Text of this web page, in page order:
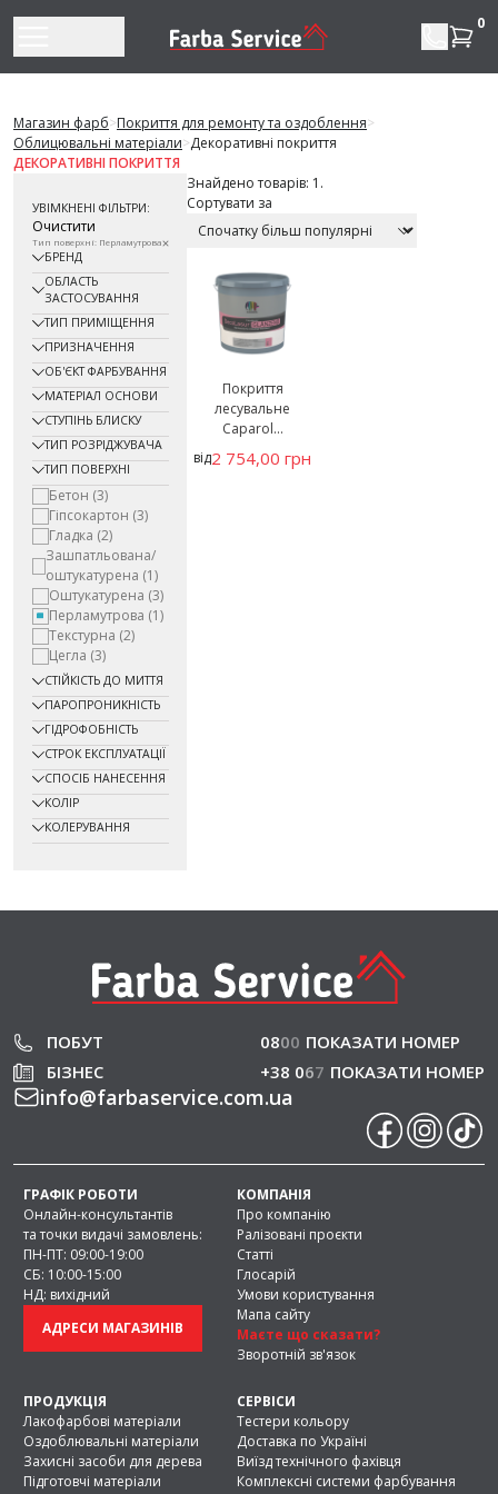
0
Магазин фарб>Покриття для ремонту та оздоблення>
Облицювальні матеріали>Декоративні покриття
ДЕКОРАТИВНІ ПОКРИТТЯ
УВІМКНЕНІ ФІЛЬТРИ:
Очистити
Тип поверхні: Перламутрова
БРЕНД
ОБЛАСТЬ
ЗАСТОСУВАННЯ
ТИП ПРИМІЩЕННЯ
ПРИЗНАЧЕННЯ
ОБ'ЄКТ ФАРБУВАННЯ
МАТЕРІАЛ ОСНОВИ
СТУПІНЬ БЛИСКУ
ТИП РОЗРІДЖУВАЧА
ТИП ПОВЕРХНІ
Бетон (3)
Гіпсокартон (3)
Гладка (2)
Зашпатльована/
оштукатурена (1)
Оштукатурена (3)
Перламутрова (1)
Текстурна (2)
Цегла (3)
СТІЙКІСТЬ ДО МИТТЯ
ПАРОПРОНИКНІСТЬ
ГІДРОФОБНІСТЬ
СТРОК ЕКСПЛУАТАЦІЇ
СПОСІБ НАНЕСЕННЯ
КОЛІР
КОЛЕРУВАННЯ
Знайдено товарів: 1.
Сортувати за
Покриття
лесувальне
Caparol...
від2 754,00 грн
ПОБУТ 0800 ПОКАЗАТИ НОМЕР
БІЗНЕС
+38 067 ПОКАЗАТИ НОМЕР
info@farbaservice.com.ua
КОМПАНІЯ
Про компанію
Ралізовані проєкти
Статті
Глосарій
Умови користування
Мапа сайту
Маєте що сказати?
Зворотній зв'язок
ПРОДУКЦІЯ
Лакофарбові матеріали
Оздоблювальні матеріали
Захисні засоби для дерева
Підготовчі матеріали
СЕРВІСИ
Тестери кольору
Доставка по Україні
Виїзд технічного фахівця
Комплексні системи фарбування
ГРАФІК РОБОТИ
Онлайн-консультантів
та точки видачі замовлень:
ПН-ПТ: 09:00-19:00
СБ: 10:00-15:00
НД: вихідний
АДРЕСИ МАГАЗИНІВ